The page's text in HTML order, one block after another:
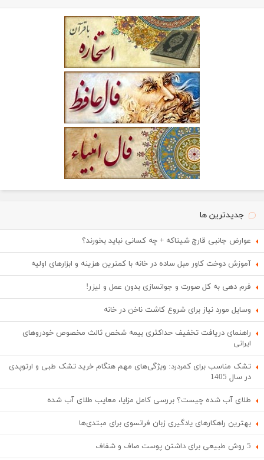
جدیدترین ها
عوارض جانبی قارچ شیتاکه + چه کسانی نباید بخورند؟
آموزش دوخت کاور مبل ساده در خانه با کمترین هزینه و ابزارهای اولیه
فرم دهی به کل صورت و جوانسازی بدون عمل و لیزر!
وسایل مورد نیاز برای شروع کاشت ناخن در خانه
راهنمای دریافت تخفیف حداکثری بیمه شخص ثالث مخصوص خودروهای
ایرانی
تشک مناسب برای کمردرد: ویژگی‌های مهم هنگام خرید تشک طبی و ارتوپدی
در سال 1405
طلای آب شده چیست؟ بررسی کامل مزایا، معایب طلای آب شده
بهترین راهکارهای یادگیری زبان فرانسوی برای مبتدی‌ها
5 روش طبیعی برای داشتن پوست صاف و شفاف